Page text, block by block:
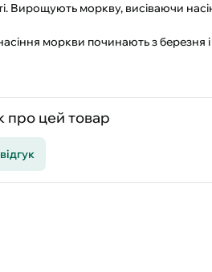
Вирощують моркву, висіваючи
моркви починають з березня
про цей товар